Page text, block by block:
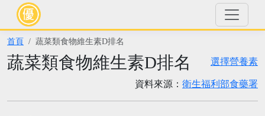
首頁 蔬菜類食物維生素D排名
選擇營養素
蔬菜類食物維生素D排名
資料來源： 衛生福利部食藥署